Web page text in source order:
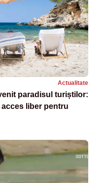
Actualitate
paradisul turiștilor:
liber pentru